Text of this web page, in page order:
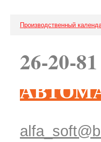
Производственный
26-20-81